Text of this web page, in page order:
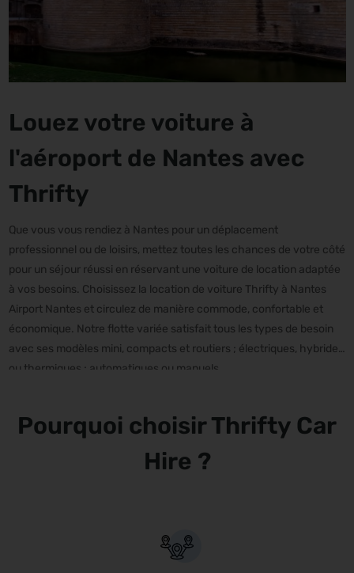
Louez votre voiture à
l'aéroport de Nantes avec
Thrifty
Que vous vous rendiez à Nantes pour un déplacement
professionnel ou de loisirs, mettez toutes les chances de votre côté
pour un séjour réussi en réservant une voiture de location adaptée
à vos besoins. Choisissez la location de voiture Thrifty à Nantes
Airport Nantes et circulez de manière commode, confortable et
économique. Notre flotte variée satisfait tous les types de besoin
avec ses modèles mini, compacts et routiers ; électriques, hybrides
ou thermiques ; automatiques ou manuels.
Pourquoi choisir Thrifty Car
Hire ?